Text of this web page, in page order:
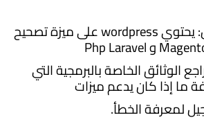
على سبيل المثال: يحتوي wordpress على ميزة تصحيح
وPhp Laravel
الوثائق الخاصة بالبرمجية التي
ما إذا كان يدعم ميزات
لمعرفة الخطأ.